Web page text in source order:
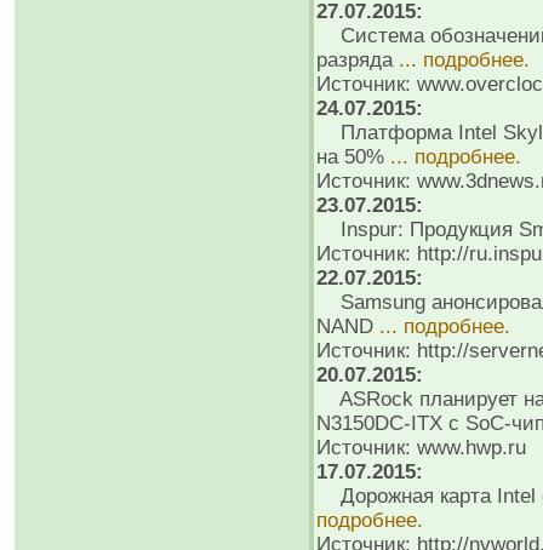
27.07.2015:
Система
разряда ... подробнее.
Источник:
24.07.2015:
Платформа Intel
на 50% ... подробнее.
Источник:
23.07.2015:
Inspur: Продукция
Источник: http://
22.07.2015:
Samsung
NAND ... подробнее.
Источник: http://
20.07.2015:
ASRock планирует
N3150DC-ITX с SoC-
Источник: www.hwp.ru
17.07.2015:
Дорожная карта Intel
подробнее.
Источник: http://